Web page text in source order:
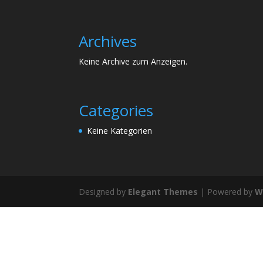
Archives
Keine Archive zum Anzeigen.
Categories
Keine Kategorien
Designed by Elegant Themes | Powered by